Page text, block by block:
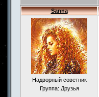
Sanna
Надворный советник
Группа: Друзья